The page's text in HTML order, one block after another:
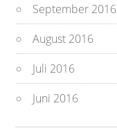
September 2016
August 2016
Juli 2016
Juni 2016